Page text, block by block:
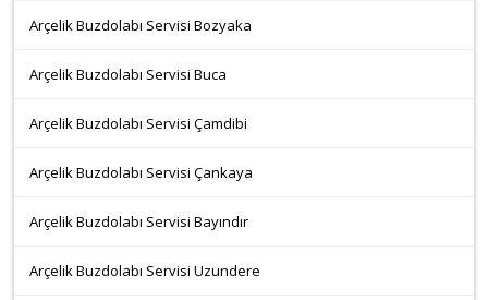
Arçelik Buzdolabı Servisi Bozyaka
Arçelik Buzdolabı Servisi Buca
Arçelik Buzdolabı Servisi Çamdibi
Arçelik Buzdolabı Servisi Çankaya
Arçelik Buzdolabı Servisi Bayındır
Arçelik Buzdolabı Servisi Uzundere